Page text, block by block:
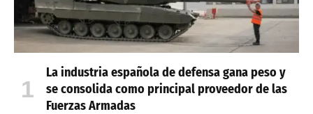
La industria española de defensa gana peso y
se consolida como principal proveedor de las
Fuerzas Armadas